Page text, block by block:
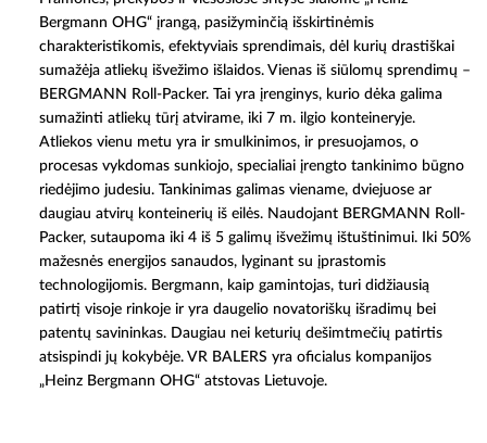
Bergmann OHG“ įrangą, pasižyminčią išskirtinėmis
charakteristikomis, efektyviais sprendimais, dėl kurių drastiškai
sumažėja atliekų išvežimo išlaidos. Vienas iš siūlomų sprendimų –
BERGMANN Roll-Packer. Tai yra įrenginys, kurio dėka galima
sumažinti atliekų tūrį atvirame, iki 7 m. ilgio konteineryje.
Atliekos vienu metu yra ir smulkinimos, ir presuojamos, o
procesas vykdomas sunkiojo, specialiai įrengto tankinimo būgno
riedėjimo judesiu. Tankinimas galimas viename, dviejuose ar
daugiau atvirų konteinerių iš eilės. Naudojant BERGMANN Roll-
Packer, sutaupoma iki 4 iš 5 galimų išvežimų ištuštinimui. Iki 50%
mažesnės energijos sanaudos, lyginant su įprastomis
technologijomis. Bergmann, kaip gamintojas, turi didžiausią
patirtį visoje rinkoje ir yra daugelio novatoriškų išradimų bei
patentų savininkas. Daugiau nei keturių dešimtmečių patirtis
atsispindi jų kokybėje. VR BALERS yra oficialus kompanijos
„Heinz Bergmann OHG“ atstovas Lietuvoje.